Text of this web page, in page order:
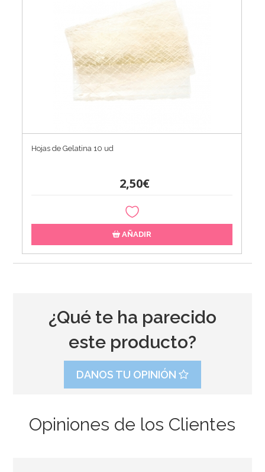
Hojas de Gelatina 10 ud
2,50€
AÑADIR
¿Qué te ha parecido
este producto?
DANOS TU OPINIÓN
Opiniones de los Clientes